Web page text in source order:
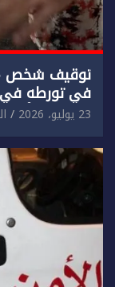
توقيف شخص
في تورطه في
حق سائح
23 يوليو، 2026